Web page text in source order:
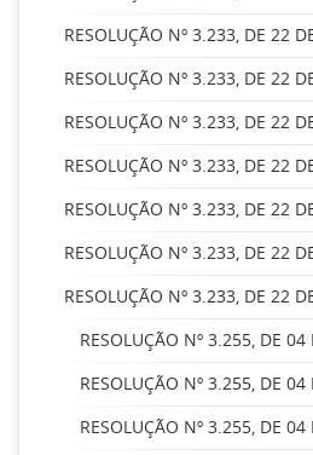
RESOLUÇÃO Nº 3.233, DE 22
RESOLUÇÃO Nº 3.233, DE 22
RESOLUÇÃO Nº 3.233, DE 22
RESOLUÇÃO Nº 3.233, DE 22
RESOLUÇÃO Nº 3.233, DE 22
RESOLUÇÃO Nº 3.233, DE 22
RESOLUÇÃO Nº 3.233, DE 22
RESOLUÇÃO Nº 3.255, DE
RESOLUÇÃO Nº 3.255, DE
RESOLUÇÃO Nº 3.255, DE